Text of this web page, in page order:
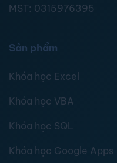
MST: 0315976395
Sản phẩm
Khóa học Excel
Khóa học VBA
Khóa học SQL
Khóa học Google Apps